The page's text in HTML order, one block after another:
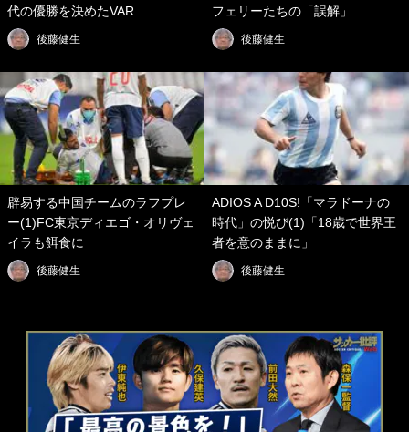
代の優勝を決めたVAR
後藤健生
フェリーたちの「誤解」
後藤健生
辟易する中国チームのラフプレ
ー(1)FC東京ディエゴ・オリヴェ
イラも餌食に
後藤健生
ADIOS A D10S!「マラドーナの
時代」の悦び(1)「18歳で世界王
者を意のままに」
後藤健生